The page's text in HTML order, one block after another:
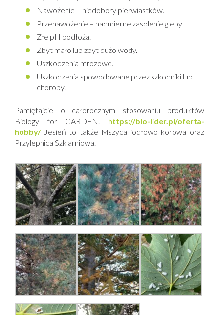
Nawożenie – niedobory pierwiastków.
Przenawożenie – nadmierne zasolenie gleby.
Złe pH podłoża.
Zbyt mało lub zbyt dużo wody.
Uszkodzenia mrozowe.
Uszkodzenia spowodowane przez szkodniki lub
choroby.
Pamiętajcie o całorocznym stosowaniu produktów
Biology for GARDEN. https://bio-lider.pl/oferta-
hobby/Jesień to także Mszyca jodłowo korowa oraz
Przylepnica Szklarniowa.